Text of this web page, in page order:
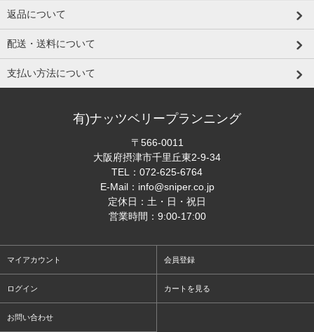
返品について
配送・送料について
支払い方法について
有)ナッツベリープランニング
〒566-0011
大阪府摂津市千里丘東2-9-34
TEL： 072-625-6764
E-Mail： info@sniper.co.jp
定休日：土・日・祝日
営業時間：9:00-17:00
マイアカウント 会員登録
ログイン カートを見る
お問い合わせ